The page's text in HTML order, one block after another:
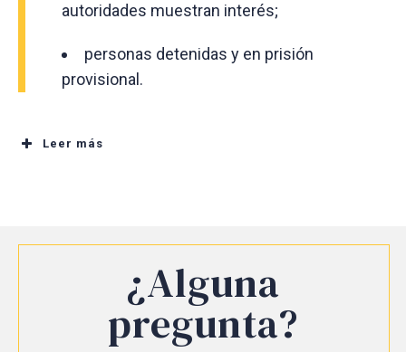
autoridades muestran interés;
personas detenidas y en prisión
provisional.
Leer más
¿Alguna
pregunta?